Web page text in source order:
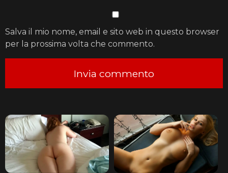
Salva il mio nome, email e sito web in questo browser
per la prossima volta che commento.